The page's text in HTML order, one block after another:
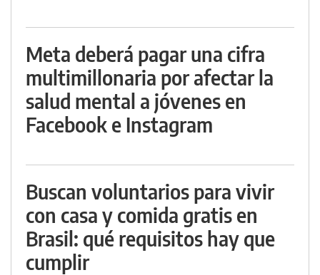
Meta deberá pagar una cifra
multimillonaria por afectar la
salud mental a jóvenes en
Facebook e Instagram
Buscan voluntarios para vivir
con casa y comida gratis en
Brasil: qué requisitos hay que
cumplir